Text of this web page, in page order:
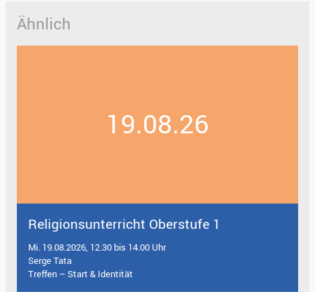
Ähnlich
19.08.26
Religionsunterricht Oberstufe 1
Mi. 19.08.2026, 12.30 bis 14.00 Uhr
Serge Tata
Treffen – Start & Identität